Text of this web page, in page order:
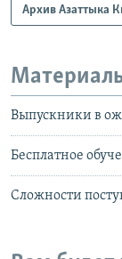
Архив Азаттыка
Выпускники в
Бесплатное
Сложности